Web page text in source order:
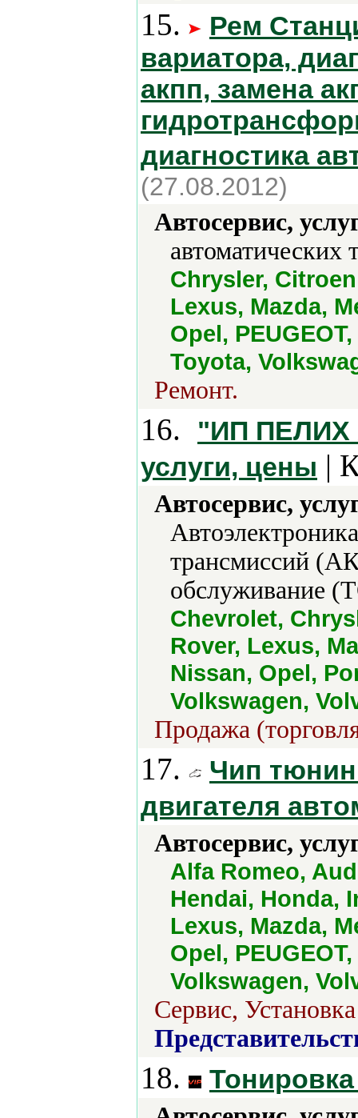
15.
Рем
вариатора,
акпп, замена
диагностика
(27.08.2012)
Автосервис,
Chrysler,
Lexus, Mazda,
Opel,
Toyota,
Ремонт.
16.
"ИП ПЕЛИХ
услуги, цены |
Автосервис,
трансмиссий
обслуживание
Chevrolet,
Rover, Lexus,
Nissan, Opel,
Volkswagen,
Продажа
17.
Чип
двигателя
Автосервис,
Alfa Romeo,
Hendai, Honda,
Lexus, Mazda,
Opel,
Volkswagen,
Сервис,
18.